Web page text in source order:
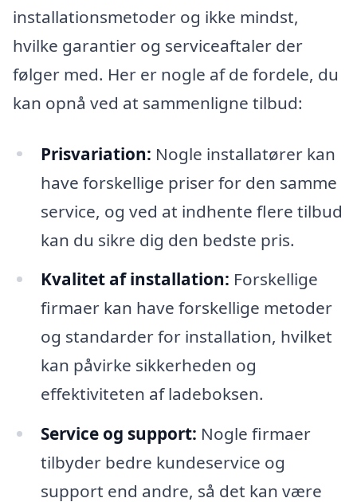
installationsmetoder og ikke mindst,
hvilke garantier og serviceaftaler der
følger med. Her er nogle af de fordele, du
kan opnå ved at sammenligne tilbud:
Prisvariation: Nogle installatører kan
have forskellige priser for den samme
service, og ved at indhente flere tilbud
kan du sikre dig den bedste pris.
Kvalitet af installation: Forskellige
firmaer kan have forskellige metoder
og standarder for installation, hvilket
kan påvirke sikkerheden og
effektiviteten af ladeboksen.
Service og support: Nogle firmaer
tilbyder bedre kundeservice og
support end andre, så det kan være